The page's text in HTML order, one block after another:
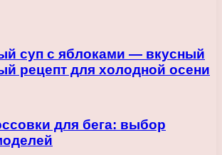
суп с яблоками — вкусный
рецепт для холодной осени
для бега: выбор